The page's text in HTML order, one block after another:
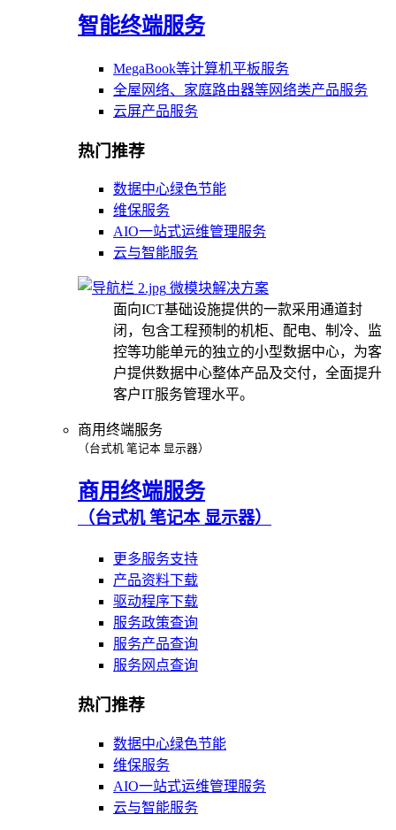
智能终端服务
MegaBook等计算机平板服务
全屋网络、家庭路由器等网络类产品服务
云屏产品服务
热门推荐
数据中心绿色节能
维保服务
AIO一站式运维管理服务
云与智能服务
微模块解决方案
面向ICT基础设施提供的一款采用通道封
闭，包含工程预制的机柜、配电、制冷、监
控等功能单元的独立的小型数据中心，为客
户提供数据中心整体产品及交付，全面提升
客户IT服务管理水平。
商用终端服务
（台式机 笔记本 显示器）
商用终端服务
（台式机 笔记本 显示器）
更多服务支持
产品资料下载
驱动程序下载
服务政策查询
服务产品查询
服务网点查询
热门推荐
数据中心绿色节能
维保服务
AIO一站式运维管理服务
云与智能服务